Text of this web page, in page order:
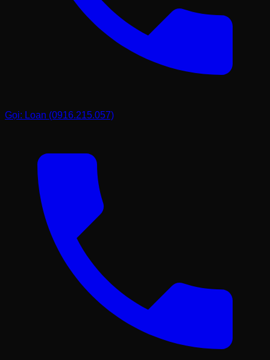
LOẠI SẢN PHẨM CHẤT LIỆU
(VNĐ)
Đá cuội, đá
bazan
Đá lũa, đá xanh
45.000.000
đẹp
Lưu ý rằng mức giá trên chỉ mang tính chất tham khảo tại
thời điểm hiện tại. Tôi luôn khuyến khích khách hàng nên
đến trực tiếp kho đá của mình để tận mắt nhìn, tận tay
chạm vào sản phẩm. Có những khối đá khi nhìn trên ảnh
thấy bình thường, nhưng khi ra ngoài nắng, các tinh thể
đá lấp lánh và đường vân hiện lên rõ rệt mới thấy hết
được giá trị của nó. Hơn nữa, khi đến trực tiếp, tôi có thể
tư vấn kỹ hơn và đưa ra mức giá ưu đãi nhất tùy theo
từng thời điểm nhập phôi đá.
Kinh nghiệm vàng khi chọn mua
bàn ghế đá tự nhiên từ Loan
Với tư cách là một người trong nghề, tôi muốn chia sẻ với
bạn một vài "mẹo" nhỏ để chọn được bộ bàn ghế đá ưng
ý nhất. Đầu tiên, hãy kiểm tra kỹ bề mặt đá. Đừng quá
Gọi: Loan (0916.215.057)